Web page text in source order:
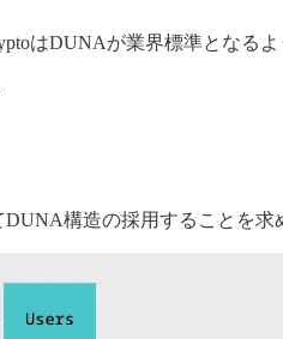
はDUNAが業界標準となる
構造の採用することを求